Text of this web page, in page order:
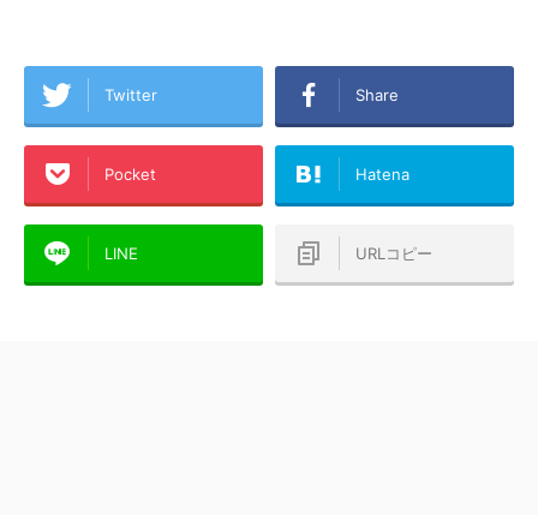
Twitter Share
Pocket Hatena
LINE URLコピー